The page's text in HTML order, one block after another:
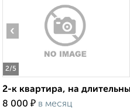
2/5
‹
2-к квартира, на
8 000 ₽ в месяц